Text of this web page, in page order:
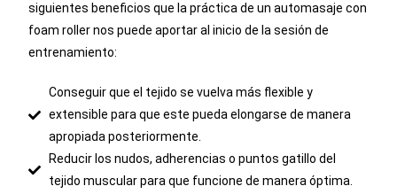
siguientes beneficios que la práctica de un automasaje con
foam roller nos puede aportar al inicio de la sesión de
entrenamiento:
Conseguir que el tejido se vuelva más flexible y
extensible para que este pueda elongarse de manera
apropiada posteriormente.
Reducir los nudos, adherencias o puntos gatillo del
tejido muscular para que funcione de manera óptima.